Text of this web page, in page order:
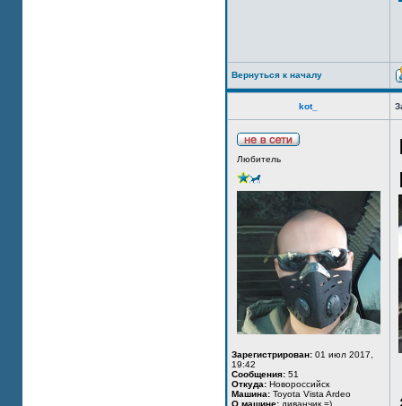
Вернуться к началу
kot_
Любитель
Зарегистрирован: 01 июл 2017,
19:42
Сообщения: 51
Откуда: Новороссийск
Машина: Toyota Vista Ardeo
О машине: диванчик =)